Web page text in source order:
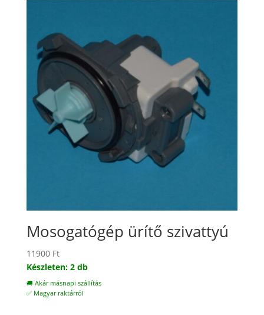
Mosogatógép ürítő szivattyú
11900 Ft
Készleten: 2 db
🚚 Akár másnapi szállítás
✅ Magyar raktárról